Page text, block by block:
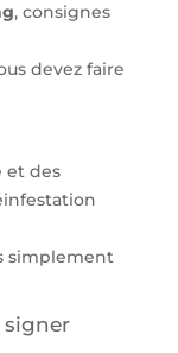
, consignes
devez faire
et des
simplement
signer